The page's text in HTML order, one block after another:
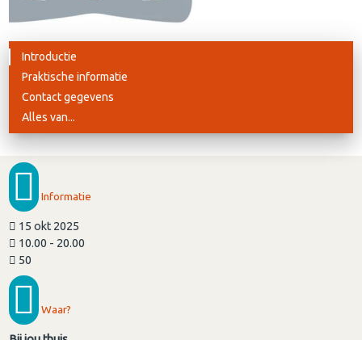
Introductie
Praktische informatie
Contact gegevens
Alles van...
Informatie
15 okt 2025
10.00 - 20.00
50
Waar?